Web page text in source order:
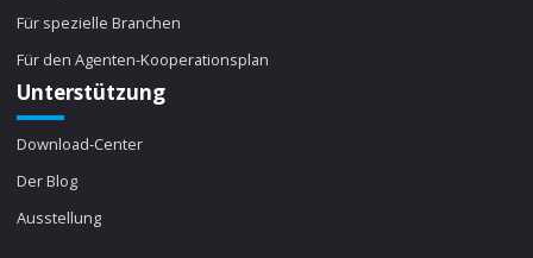
Für spezielle Branchen
Für den Agenten-Kooperationsplan
Unterstützung
Download-Center
Der Blog
Ausstellung